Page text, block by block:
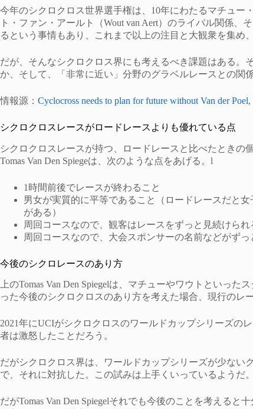
今年のシクロクロス世界選手権は、10年にわたるマチュー
ト・ファン・アールト（Wout van Aert）のライバル関係
るという事情もあり、これまで以上の注目と大観衆を集め
だが、そんなシクロクロス界にも考えるべき課題はある。
か、そして、「非常に近い」分野のグラベルレースとの関
情報源： Cyclocross needs to plan for future without Van der Poel,
シクロクロスレースがロードレースよりも優れている点
シクロクロスレースが持つ、ロードレースと比べたときの
Tomas Van Den Spiegeは、次のような点をあげる。l
1時間前後でレースが終わること
男女が実質的に平等であること（ロードレースだと
がある）
周回コースなので、観客はレースをずっと見続けられ
周回コースなので、大会スポンサーの名前などがず
今後のシクロレースのあり方
上のTomas Van Den Spiegelは、マチューやワウトといっ
った今後のシクロクロスのあり方を考えた場合、現行のレ
2021年にUCIがシクロクロスのワールドカップシリーズの
者は激怒したことだろう。
だがシクロクロス界は、ワールドカップシリーズが少ない
で、それに対抗した。この試みは上手くいっているようだ。
だがTomas Van Den Spiegelそれでも今後のことを考える